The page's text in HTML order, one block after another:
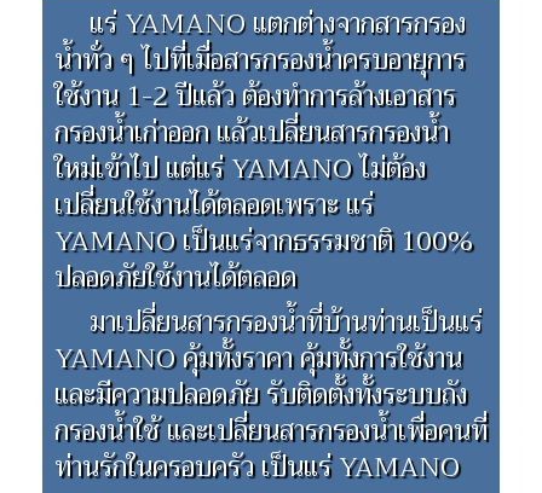
แร่ YAMANO แตกต่างจากสารกรอง
น้ำทั่ว ๆ ไปที่เมื่อสารกรองน้ำครบอายุการ
ใช้งาน 1-2 ปีแล้ว ต้องทำการล้างเอาสาร
กรองน้ำเก่าออก แล้วเปลี่ยนสารกรองน้ำ
ใหม่เข้าไป แต่แร่ YAMANO ไม่ต้อง
เปลี่ยนใช้งานได้ตลอดเพราะ แร่
YAMANO เป็นแร่จากธรรมชาติ 100%
ปลอดภัยใช้งานได้ตลอด
มาเปลี่ยนสารกรองน้ำที่บ้านท่านเป็นแร่
YAMANO คุ้มทั้งราคา คุ้มทั้งการใช้งาน
และมีความปลอดภัย รับติดตั้งทั้งระบบถัง
กรองน้ำใช้ และเปลี่ยนสารกรองน้ำเพื่อคนที่
ท่านรักในครอบครัว เป็นแร่ YAMANO